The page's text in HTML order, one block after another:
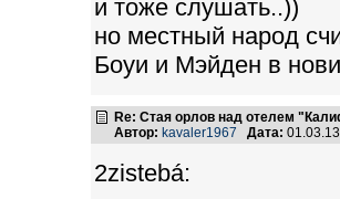
и тоже слушать..))
но местный народ
Боуи и Мэйден в
Re: Стая орлов над отелем
Автор: kavaler1967 Дата:
2zistebá: